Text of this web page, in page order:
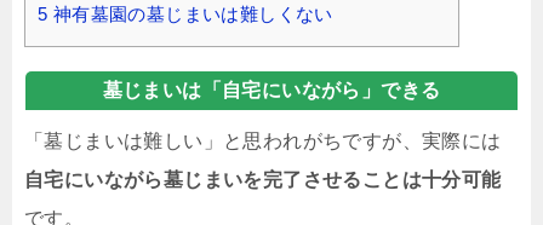
5 神有墓園の墓じまいは難しくない
墓じまいは「自宅にいながら」できる
「墓じまいは難しい」と思われがちですが、実際には
自宅にいながら墓じまいを完了させることは十分可能
です。